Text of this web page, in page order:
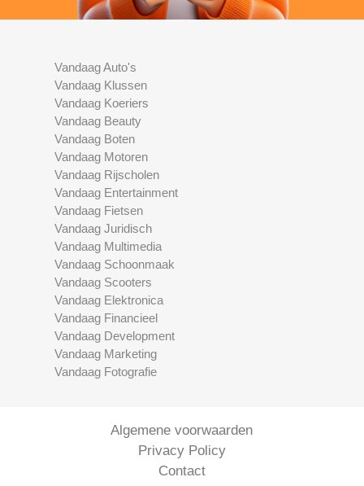
Vandaag Auto's
Vandaag Klussen
Vandaag Koeriers
Vandaag Beauty
Vandaag Boten
Vandaag Motoren
Vandaag Rijscholen
Vandaag Entertainment
Vandaag Fietsen
Vandaag Juridisch
Vandaag Multimedia
Vandaag Schoonmaak
Vandaag Scooters
Vandaag Elektronica
Vandaag Financieel
Vandaag Development
Vandaag Marketing
Vandaag Fotografie
Algemene voorwaarden
Privacy Policy
Contact